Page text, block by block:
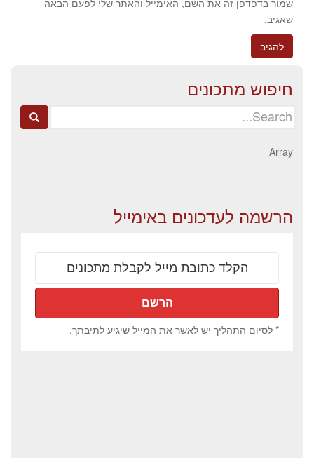
שאגיב.
חיפוש מתכונים
Search
Array
הרשמה לעדכונים באימייל
* לסיום התהליך יש לאשר את המייל שיגיע לתיבתך.